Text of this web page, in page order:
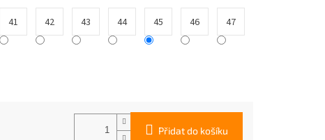
41 42 43 44 45 46 47
Přidat do košíku